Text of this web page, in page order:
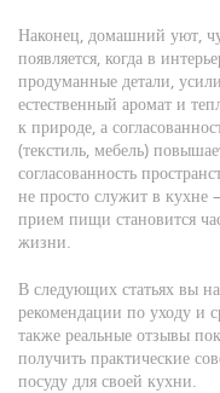
Наконец, домашний уют,
появляется, когда в
продуманные детали,
естественный аромат и
к природе, а
(текстиль, мебель)
согласованность
не просто служит в кухне
прием пищи становится
жизни.
В следующих статьях вы
рекомендации по уходу и
также реальные отзывы
получить практические
посуду для своей кухни.